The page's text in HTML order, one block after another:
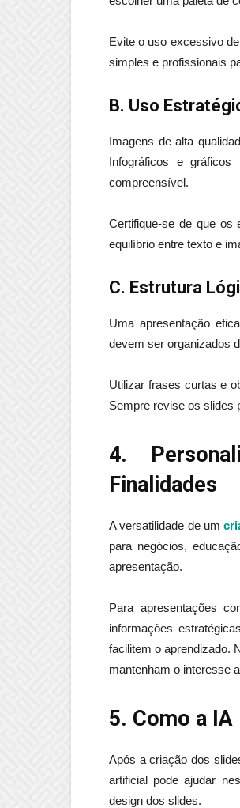
Evite o uso excessivo
simples e profissionais
B. Uso
Imagens de alta
Infográficos e
compreensível.
Certifique-se de que os
equilíbrio entre texto e
C. Estrutura
Uma apresentação
devem ser organizados
Utilizar frases curtas e
Sempre revise os slides
4.
Finalidades
A versatilidade de um
para negócios,
apresentação.
Para apresentações
informações
facilitem o aprendizado.
mantenham o interesse
5. Como a
Após a criação dos
artificial pode ajudar
design dos slides.